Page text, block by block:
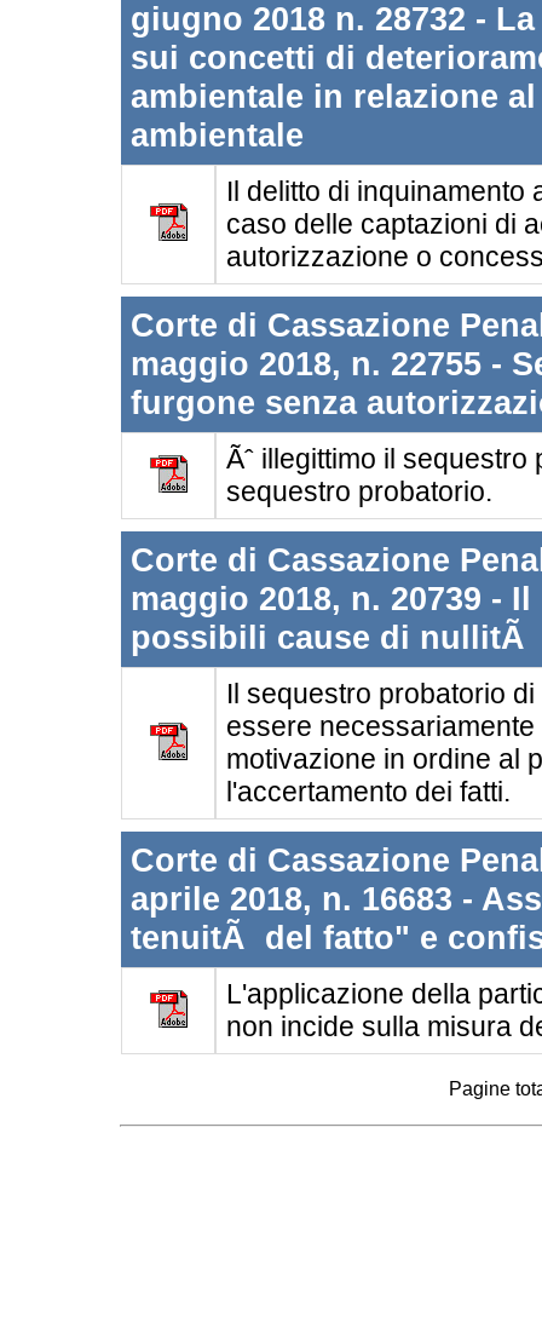
giugno 2018 n. 28732 -
sui concetti di
ambientale in relazione
ambientale
Il delitto di inquinamento
caso delle captazioni di
autorizzazione o
Corte di Cassazione
maggio 2018, n. 22755 -
furgone senza
Ãˆ illegittimo il
sequestro probatorio.
Corte di Cassazione
maggio 2018, n. 20739 -
possibili cause di nullitÃ
Il sequestro probatorio
essere
motivazione in ordine al
l'accertamento dei fatti.
Corte di Cassazione
aprile 2018, n. 16683 -
tenuitÃ del fatto" e
L'applicazione della
non incide sulla misura
Pagine